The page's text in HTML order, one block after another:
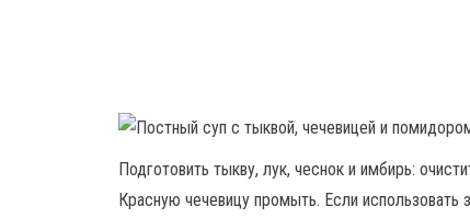
Подготовить тыкву, лук, чеснок и имбирь:
Красную чечевицу промыть. Если